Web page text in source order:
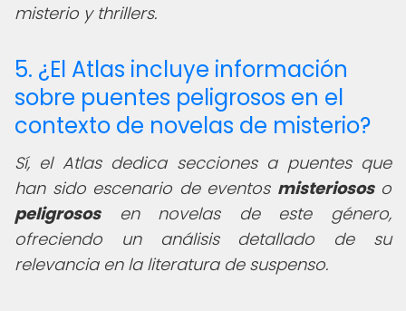
misterio y thrillers.
5. ¿El Atlas incluye información
sobre puentes peligrosos en el
contexto de novelas de misterio?
Sí, el Atlas dedica secciones a puentes que
han sido escenario de eventos misteriososo
peligrososen novelas de este género,
ofreciendo un análisis detallado de su
relevancia en la literatura de suspenso.